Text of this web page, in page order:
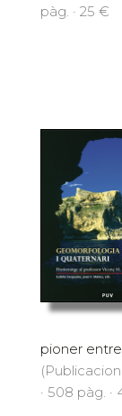
pàg. · 25 €
pioner
· 508 pàg. ·